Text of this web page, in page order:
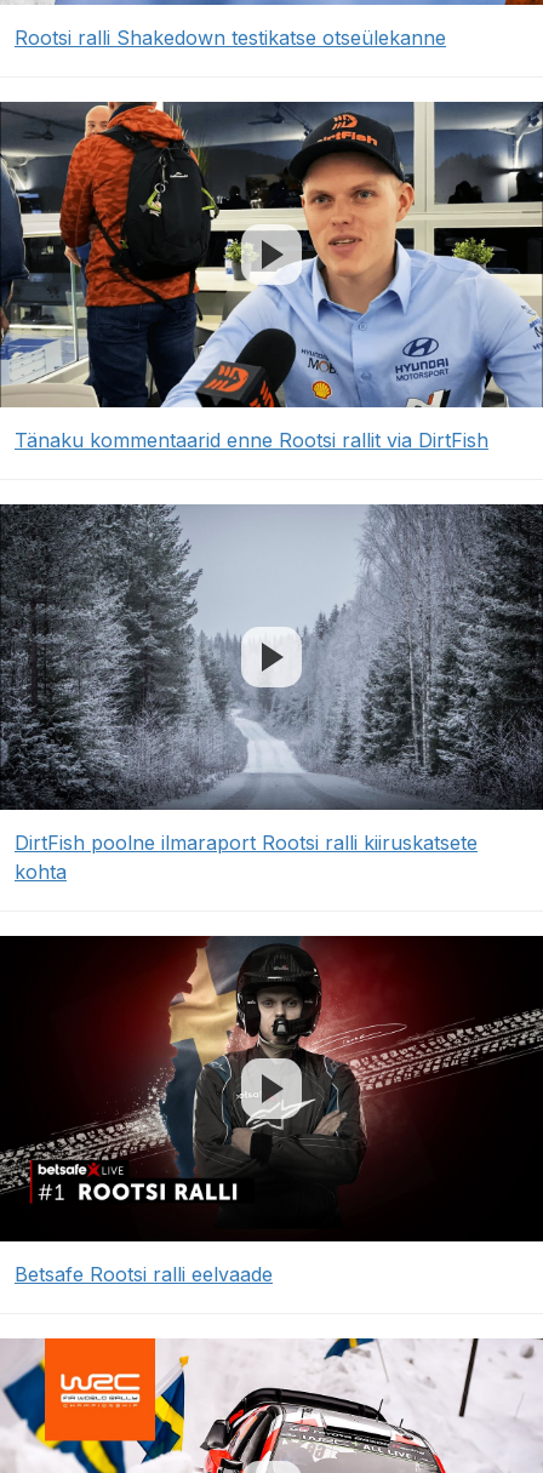
Rootsi ralli Shakedown testikatse otseülekanne
Tänaku kommentaarid enne Rootsi rallit via DirtFish
DirtFish poolne ilmaraport Rootsi ralli kiiruskatsete
kohta
Betsafe Rootsi ralli eelvaade